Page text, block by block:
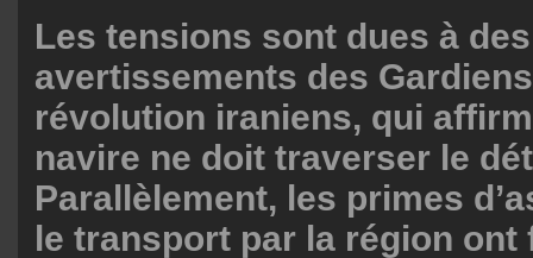
Les tensions sont dues à des
avertissements des
révolution iraniens, qui
navire ne doit traverser le
Parallèlement, les primes
le transport par la région ont